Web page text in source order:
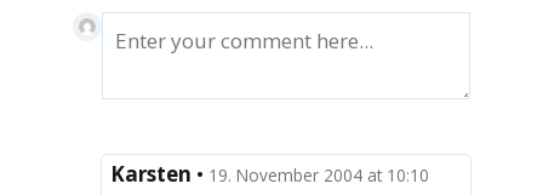
Karsten • 19. November 2004 at 10:10